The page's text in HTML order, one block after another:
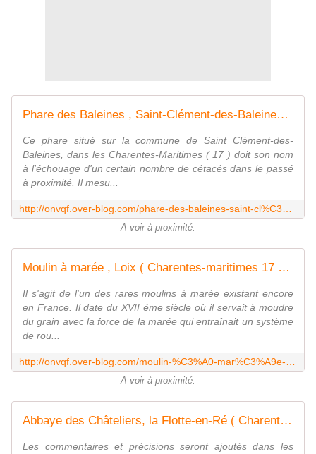
Phare des Baleines , Saint-Clément-des-Baleines ( Charentes-Maritimes 17 ) AA
Ce phare situé sur la commune de Saint Clément-des-
Baleines, dans les Charentes-Maritimes ( 17 ) doit son nom
à l'échouage d'un certain nombre de cétacés dans le passé
à proximité. Il mesu...
A voir à proximité.
Moulin à marée , Loix ( Charentes-maritimes 17 ) AA
Il s'agit de l'un des rares moulins à marée existant encore
en France. Il date du XVII éme siècle où il servait à moudre
du grain avec la force de la marée qui entraînait un système
de rou...
A voir à proximité.
Abbaye des Châteliers, la Flotte-en-Ré ( Charentes-Maritimes 17 ) A
Les commentaires et précisions seront ajoutés dans les